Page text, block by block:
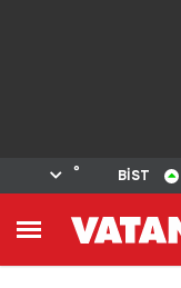
° BİST